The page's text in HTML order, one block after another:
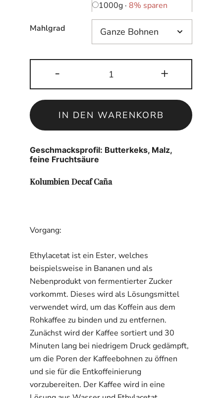
1000g · 8% sparen
Mahlgrad
-
/
3ntkoffeinierter
Kolumbien
Menge
+
IN DEN WARENKORB
Geschmacksprofil: Butterkeks, Malz,
feine Fruchtsäure
Kolumbien Decaf Caña
Vorgang:
Ethylacetat ist ein Ester, welches
beispielsweise in Bananen und als
Nebenprodukt von fermentierter Zucker
vorkommt. Dieses wird als Lösungsmittel
verwendet wird, um das Koffein aus dem
Rohkaffee zu binden und zu entfernen.
Zunächst wird der Kaffee sortiert und 30
Minuten lang bei niedrigem Druck gedämpft,
um die Poren der Kaffeebohnen zu öffnen
und sie für die Entkoffeinierung
vorzubereiten. Der Kaffee wird in eine